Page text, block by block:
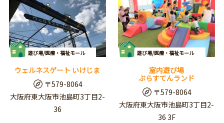
遊び場/医療・福祉モール
ウェルネスゲート いけじま
〒579-8064
大阪府東大阪市池島町3丁目2-
36
遊び場/医療・福祉モール
室内遊び場
ぷらすてんランド
〒579-8064
大阪府東大阪市池島町3丁目2-
36 3F